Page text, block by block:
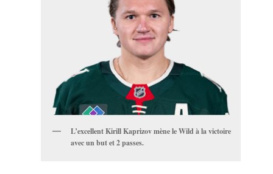
L’excellent Kirill Kaprizov mène le Wild à la victoire
avec un but et 2 passes.